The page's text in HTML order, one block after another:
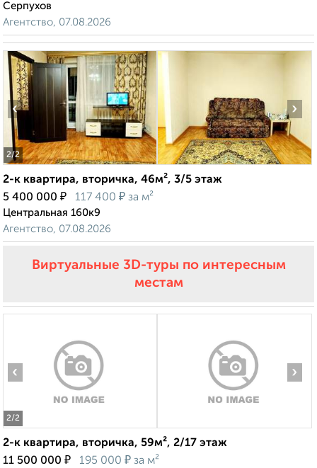
Серпухов
Агентство, 07.08.2026
2/2
‹ ›
2-к квартира, вторичка, 46м², 3/5 этаж
5 400 000 ₽ 117 400 ₽ за м²
Центральная 160к9
Агентство, 07.08.2026
Виртуальные 3D-туры по интересным
местам
2/2
‹ ›
2-к квартира, вторичка, 59м², 2/17 этаж
11 500 000 ₽ 195 000 ₽ за м²